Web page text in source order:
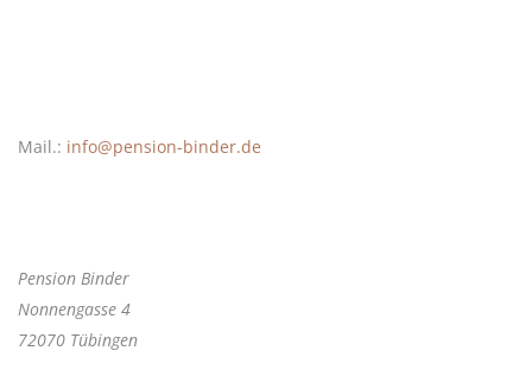
Mail.: info@pension-binder.de
Pension Binder
Nonnengasse 4
72070 Tübingen